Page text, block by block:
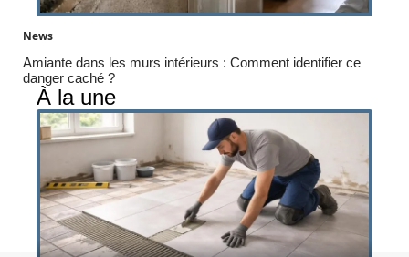
News
Amiante dans les murs intérieurs : Comment identifier ce
danger caché ?
À la une